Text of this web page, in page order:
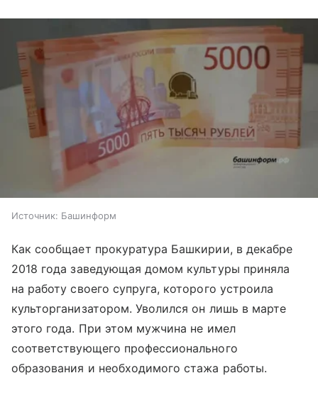
Источник: Башинформ
Как сообщает прокуратура Башкирии, в декабре
2018 года заведующая домом культуры приняла
на работу своего супруга, которого устроила
культорганизатором. Уволился он лишь в марте
этого года. При этом мужчина не имел
соответствующего профессионального
образования и необходимого стажа работы.